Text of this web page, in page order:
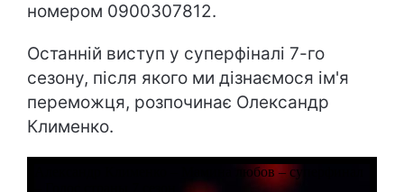
номером 0900307812.
Останній виступ у суперфіналі 7-го
сезону, після якого ми дізнаємося ім'я
переможця, розпочинає Олександр
Клименко.